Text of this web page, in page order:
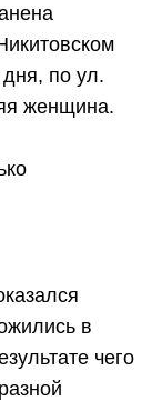
по ул.
женщина.
в
чего